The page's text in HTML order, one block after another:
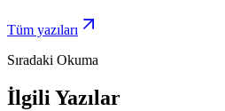
Tüm yazıları
Sıradaki Okuma
İlgili Yazılar